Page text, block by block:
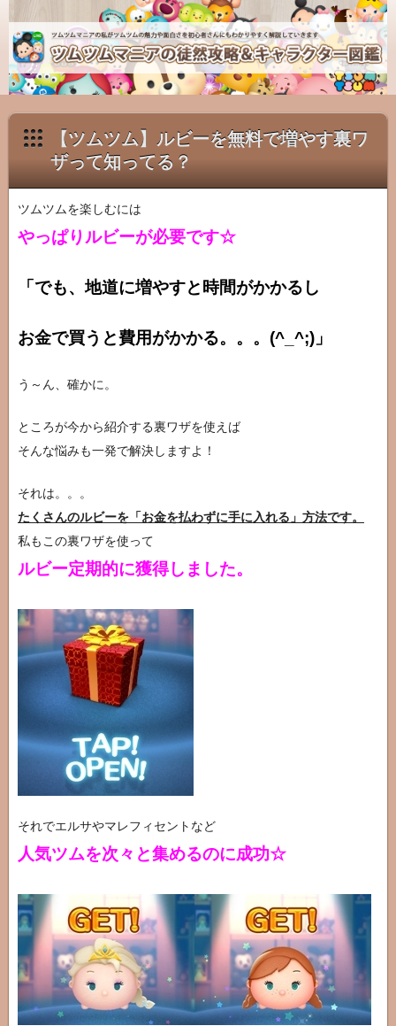
ツ
ム
ツ
ム
マ
ニ
ア
の
徒
然
攻
＆
ャ
ク
ー
図
【ツムツム】ルビーを無料で増やす裏ワ
ザって知ってる？
ツムツムを楽しむには
やっぱりルビーが必要です☆
「でも、地道に増やすと時間がかかるし
お金で買うと費用がかかる。。。(^_^;)」
う～ん、確かに。
ところが今から紹介する裏ワザを使えば
そんな悩みも一発で解決しますよ！
それは。。。
たくさんのルビーを「お金を払わずに手に入れる」方法です。
私もこの裏ワザを使って
ルビー定期的に獲得しました。
それでエルサやマレフィセントなど
人気ツムを次々と集めるのに成功☆